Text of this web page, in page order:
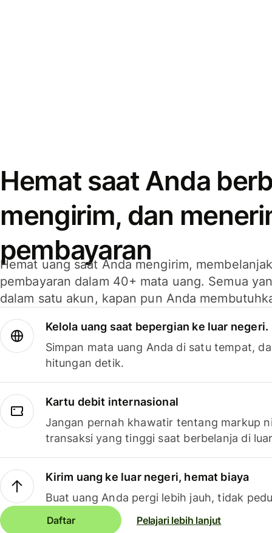
Hemat saat Anda
mengirim, dan
pembayaran
Hemat uang saat Anda mengirim,
pembayaran dalam 40+ mata uang. Semua
dalam satu akun, kapan pun Anda
Kelola uang saat bepergian ke luar negeri.
Simpan mata uang Anda di satu tempat,
hitungan detik.
Kartu debit internasional
Jangan pernah khawatir tentang markup
transaksi yang tinggi saat berbelanja di
Kirim uang ke luar negeri, hemat biaya
Buat uang Anda pergi lebih jauh, tidak
Daftar Pelajari lebih lanjut